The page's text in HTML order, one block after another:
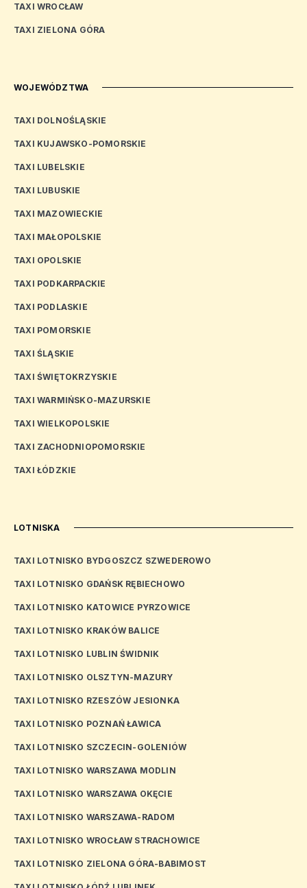
TAXI WROCŁAW
TAXI ZIELONA GÓRA
WOJEWÓDZTWA
TAXI DOLNOŚLĄSKIE
TAXI KUJAWSKO-POMORSKIE
TAXI LUBELSKIE
TAXI LUBUSKIE
TAXI MAZOWIECKIE
TAXI MAŁOPOLSKIE
TAXI OPOLSKIE
TAXI PODKARPACKIE
TAXI PODLASKIE
TAXI POMORSKIE
TAXI ŚLĄSKIE
TAXI ŚWIĘTOKRZYSKIE
TAXI WARMIŃSKO-MAZURSKIE
TAXI WIELKOPOLSKIE
TAXI ZACHODNIOPOMORSKIE
TAXI ŁÓDZKIE
LOTNISKA
TAXI LOTNISKO BYDGOSZCZ SZWEDEROWO
TAXI LOTNISKO GDAŃSK RĘBIECHOWO
TAXI LOTNISKO KATOWICE PYRZOWICE
TAXI LOTNISKO KRAKÓW BALICE
TAXI LOTNISKO LUBLIN ŚWIDNIK
TAXI LOTNISKO OLSZTYN-MAZURY
TAXI LOTNISKO RZESZÓW JESIONKA
TAXI LOTNISKO POZNAŃ ŁAWICA
TAXI LOTNISKO SZCZECIN-GOLENIÓW
TAXI LOTNISKO WARSZAWA MODLIN
TAXI LOTNISKO WARSZAWA OKĘCIE
TAXI LOTNISKO WARSZAWA-RADOM
TAXI LOTNISKO WROCŁAW STRACHOWICE
TAXI LOTNISKO ZIELONA GÓRA-BABIMOST